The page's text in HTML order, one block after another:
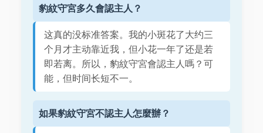
豹紋守宮多久會認主人？
这真的没标准答案。我的小斑花了大约三
个月才主动靠近我，但小花一年了还是若
即若离。所以，豹紋守宮會認主人嗎？可
能，但时间长短不一。
如果豹紋守宮不認主人怎麼辦？